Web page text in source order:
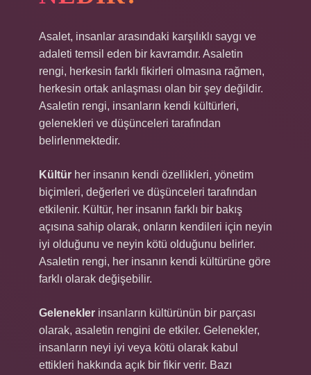
Asalet, insanlar arasındaki karşılıklı saygı ve
adaleti temsil eden bir kavramdır. Asaletin
rengi, herkesin farklı fikirleri olmasına rağmen,
herkesin ortak anlaşması olan bir şey değildir.
Asaletin rengi, insanların kendi kültürleri,
gelenekleri ve düşünceleri tarafından
belirlenmektedir.
Kültür her insanın kendi özellikleri, yönetim
biçimleri, değerleri ve düşünceleri tarafından
etkilenir. Kültür, her insanın farklı bir bakış
açısına sahip olarak, onların kendileri için neyin
iyi olduğunu ve neyin kötü olduğunu belirler.
Asaletin rengi, her insanın kendi kültürüne göre
farklı olarak değişebilir.
Gelenekler insanların kültürünün bir parçası
olarak, asaletin rengini de etkiler. Gelenekler,
insanların neyi iyi veya kötü olarak kabul
ettikleri hakkında açık bir fikir verir. Bazı